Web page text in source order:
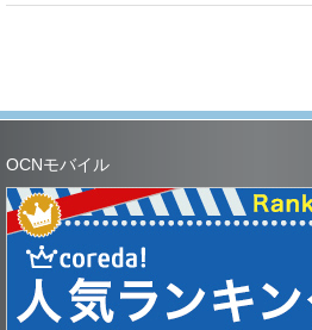
OCNモバイル